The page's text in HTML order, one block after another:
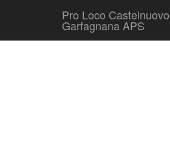
Pro Loco
Garfagnana APS
Main menu